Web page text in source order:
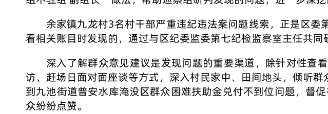
余家镇九龙村3名村干部严重违纪违法案问题线索，正是区
看相关账目时发现的，通过与区纪委监委第七纪检监察室主任共同
深入了解群众意见建议是发现问题的重要渠道，除针对性查
访、赶场日面对面座谈等方式，深入村民家中、田间地头，倾听
到九池街道普安水库淹没区群众困难扶助金兑付不到位问题，
众纷纷点赞。